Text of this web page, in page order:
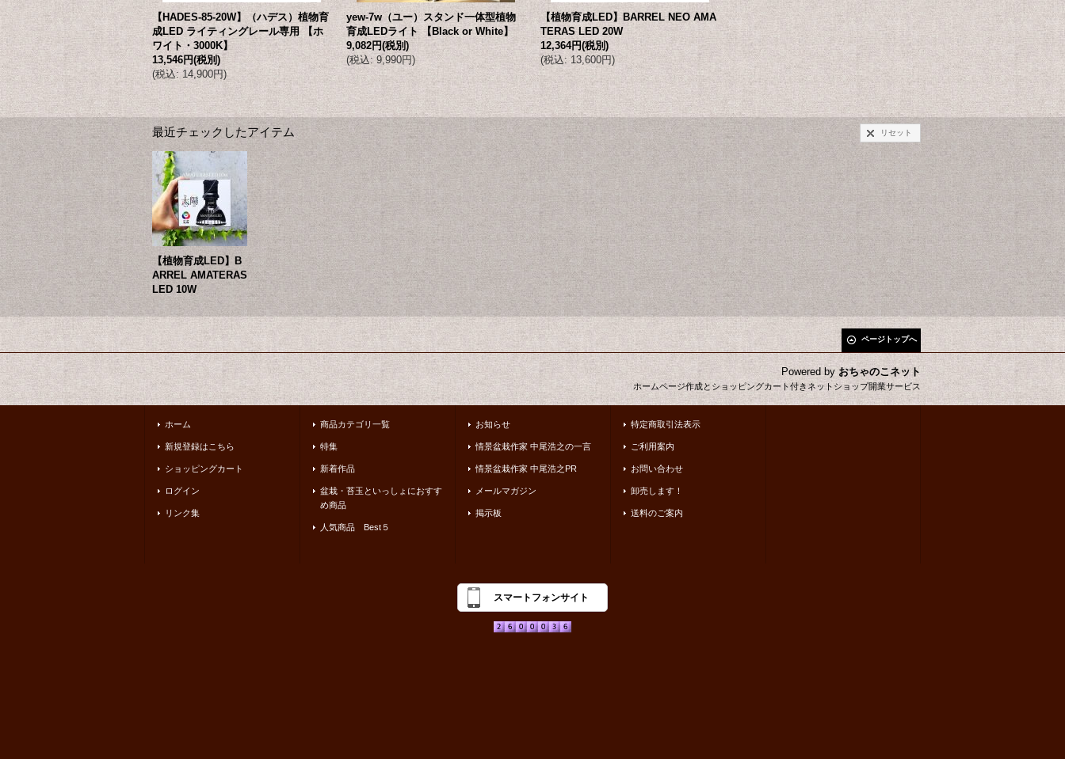
【HADES-85-20W】（ハデス）植物育
成LED ライティングレール専用 【ホ
ワイト・3000K】
13,546円(税別)
(税込: 14,900円)
yew-7w（ユー）スタンド一体型植物
育成LEDライト 【Black or White】
9,082円(税別)
(税込: 9,990円)
【植物育成LED】BARREL NEO AMA
TERAS LED 20W
12,364円(税別)
(税込: 13,600円)
最近チェックしたアイテム リセット
【植物育成LED】B
ARREL AMATERAS
LED 10W
ページトップへ
Powered by おちゃのこネット
ホームページ作成とショッピングカート付きネットショップ開業サービス
ホーム
新規登録はこちら
ショッピングカート
ログイン
リンク集
商品カテゴリ一覧
特集
新着作品
盆栽・苔玉といっしょにおすす
め商品
人気商品 Best５
お知らせ
情景盆栽作家 中尾浩之の一言
情景盆栽作家 中尾浩之PR
メールマガジン
掲示板
特定商取引法表示
ご利用案内
お問い合わせ
卸売します！
送料のご案内
スマートフォンサイト